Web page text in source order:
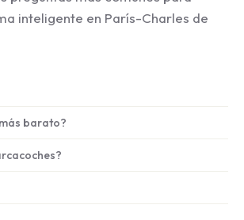
inteligente en París-Charles de
barato?